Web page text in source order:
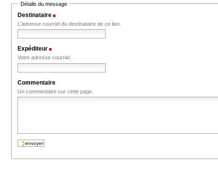
Détails du message
Destinataire
L'adresse courriel du destinataire de ce lien.
Expéditeur
Votre adresse courriel.
Commentaire
Un commentaire sur cette page.